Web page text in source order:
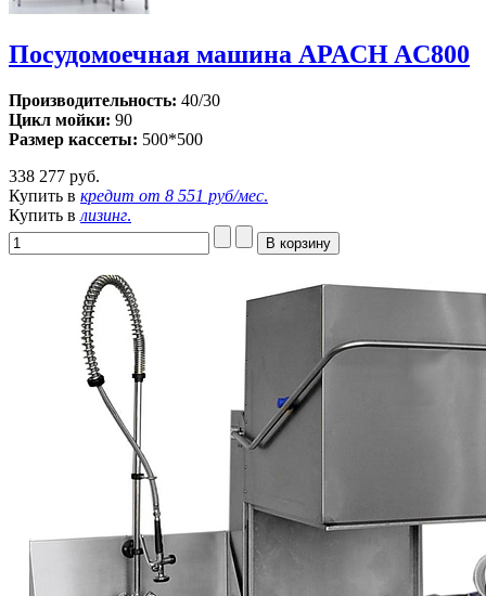
Посудомоечная машина APACH AC800
Производительность: 40/30
Цикл мойки: 90
Размер кассеты: 500*500
338 277 руб.
Купить в кредит от 8 551 руб/мес.
Купить в лизинг.